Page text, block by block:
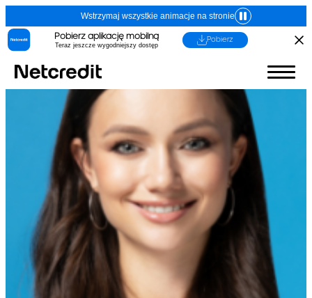
Wstrzymaj wszystkie animacje na stronie
Pobierz aplikację mobilną
Teraz jeszcze wygodniejszy dostęp
Pobierz
1. Imię, nazwisko (nazwa) i adres (siedziba)
kredytodawcy lub pośrednika kredytowego
Kredytodawca
Dane identyfikacyjne:
(Adres, z którego ma korzystać
konsument)
Fincard spółka z
ograniczoną
odpowiedzialnością